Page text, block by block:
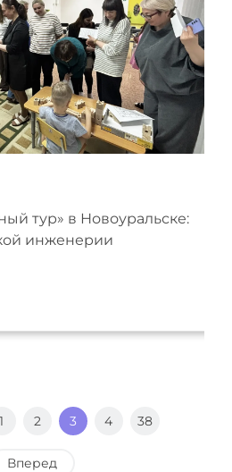
тур» в Новоуральске:
инженерии
1 2 3 4 38
Вперед